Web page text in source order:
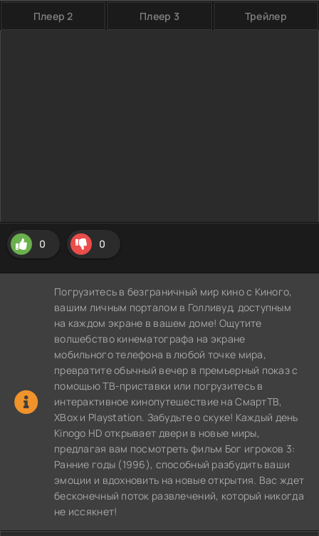
Плеер 2 Плеер 3 Трейлер
0 0
Погрузитесь в безграничный мир кино с Киного,
вашим личным порталом в Голливуд, доступным
на каждом экране в вашем доме! Ощутите
волшебство кинематографа на экране
мобильного телефона в любой точке мира,
превратите обычный вечер в премьерный показ с
помощью ТВ-приставки или погрузитесь в
интерактивное кинопутешествие на СмартТВ,
XBox и Playstation. Забудьте о скуке! Каждый день
Kinogo HD открывает двери в новые миры,
предлагая вам посмотреть фильм Бог игроков 3:
Ранние годы (1996), способный разбудить ваши
эмоции и вдохновить на новые открытия. Вас ждет
бесконечный поток развлечений, который никогда
не иссякнет!